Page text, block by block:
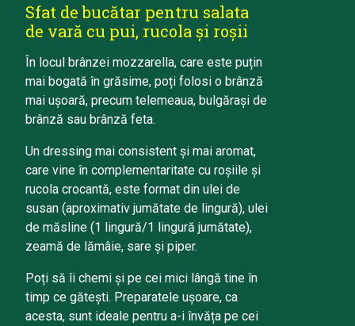
Sfat de bucătar pentru salata
de vară cu pui, rucola și roșii
În locul brânzei mozzarella, care este puțin
mai bogată în grăsime, poți folosi o brânză
mai ușoară, precum telemeaua, bulgărași de
brânză sau brânză feta.
Un dressing mai consistent și mai aromat,
care vine în complementaritate cu roșiile și
rucola crocantă, este format din ulei de
susan (aproximativ jumătate de lingură), ulei
de măsline (1 lingură/1 lingură jumătate),
zeamă de lămâie, sare și piper.
Poți să îi chemi și pe cei mici lângă tine în
timp ce gătești. Preparatele ușoare, ca
acesta, sunt ideale pentru a-i învăța pe cei